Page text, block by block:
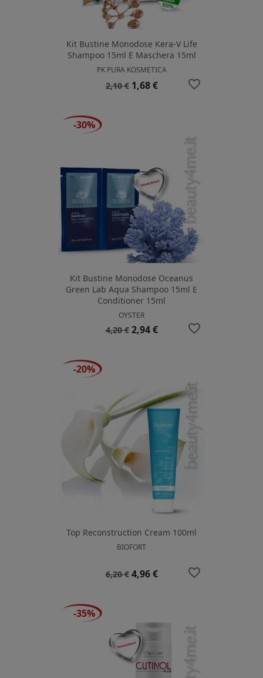
Kit Bustine Monodose Kera-V Life
Shampoo 15ml E Maschera 15ml
PK PURA KOSMETICA
Prezzo
2,10 € Prezzo
1,68 € favorite_border
Kit Bustine Monodose Oceanus
Green Lab Aqua Shampoo 15ml E
Conditioner 15ml
OYSTER
Prezzo
4,20 € Prezzo
2,94 €
-30%
favorite_border
Top Reconstruction Cream 100ml
BIOFORT
Prezzo
6,20 € Prezzo
4,96 €
-20%
favorite_border
-35%